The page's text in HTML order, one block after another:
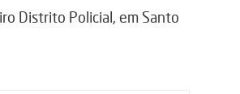
Distrito Policial, em Santo